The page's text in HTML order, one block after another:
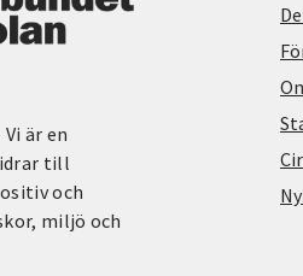
är en
till
och
miljö och